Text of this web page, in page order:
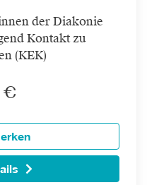
der Diakonie
Kontakt zu
(KEK)
€